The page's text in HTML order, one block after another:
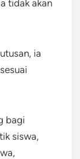
tidak akan
ia
bagi
siswa,